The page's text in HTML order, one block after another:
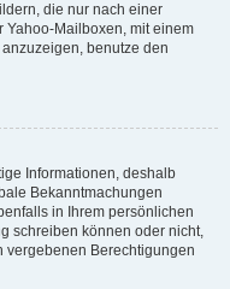
die nur nach einer
Yahoo-Mailboxen, mit einem
benutze den
Informationen, deshalb
Bekanntmachungen
in Ihrem persönlichen
schreiben können oder nicht,
vergebenen Berechtigungen